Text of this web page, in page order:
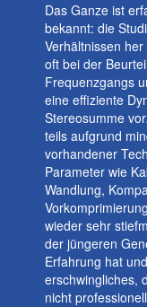
Das Ganze ist
bekannt: die
Verhältnissen
oft bei der
Frequenzgangs
eine effiziente
Stereosumme
teils aufgrund
vorhandener
Parameter wie
Wandlung,
wieder sehr
der jüngeren
Erfahrung hat
erschwingliches,
nicht